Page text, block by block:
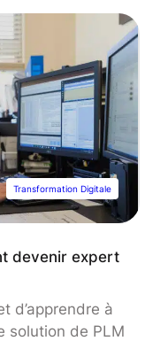
Transformation Digitale
devenir expert
d’apprendre à
solution de PLM